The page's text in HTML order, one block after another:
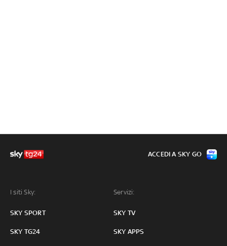
I siti Sky:
SKY SPORT
SKY TG24
Servizi:
SKY TV
SKY APPS
ACCEDI A SKY GO